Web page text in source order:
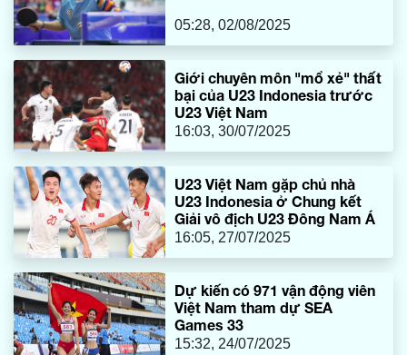
05:28, 02/08/2025
Giới chuyên môn "mổ xẻ" thất
bại của U23 Indonesia trước
U23 Việt Nam
16:03, 30/07/2025
U23 Việt Nam gặp chủ nhà
U23 Indonesia ở Chung kết
Giải vô địch U23 Đông Nam Á
16:05, 27/07/2025
Dự kiến có 971 vận động viên
Việt Nam tham dự SEA
Games 33
15:32, 24/07/2025